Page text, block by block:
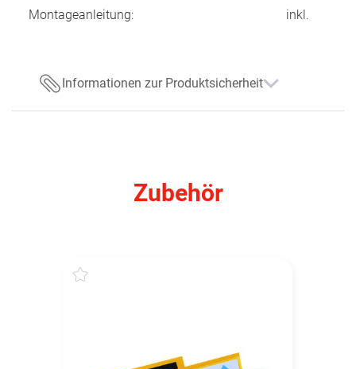
Montageanleitung: inkl.
Informationen zur Produktsicherheit
Zubehör